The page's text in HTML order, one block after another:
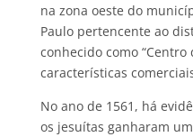
na zona oeste do
Paulo pertencente ao
conhecido como
características
No ano de 1561, há
os jesuítas ganharam